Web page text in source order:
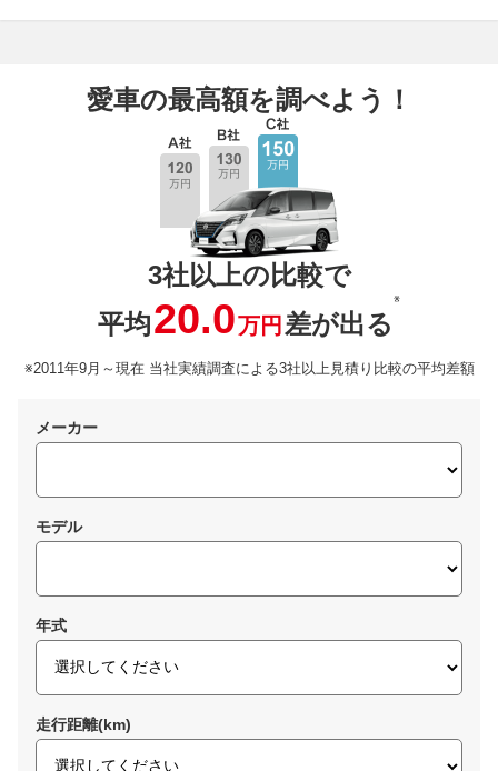
愛車の最高額を調べよう！
3社以上の比較で
平均20.0万円 差が出る
※
※2011年9月～現在 当社実績調査による3社以上見積り比較の平均差額
メーカー
モデル
年式
走行距離(km)